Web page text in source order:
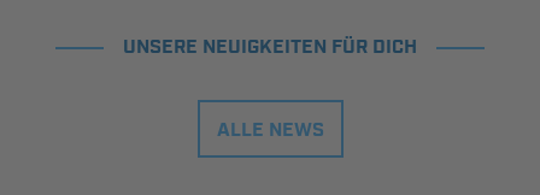
UNSERE NEUIGKEITEN FÜR DICH
ALLE NEWS